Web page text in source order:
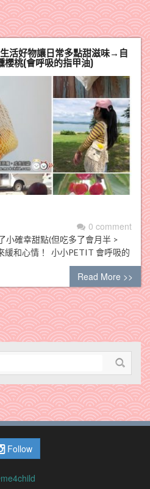
活好物讓日常多點甜滋味→自
櫻桃(會呼吸的指甲油)
0 comment
小確幸甜點(但吃多了會月半 >
緩和心情！ 小小PETIT 會呼吸的
Read More >>
Follow